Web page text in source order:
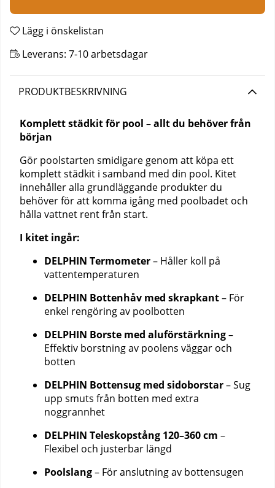
Lägg i önskelistan
Leverans: 7-10 arbetsdagar
PRODUKTBESKRIVNING
Komplett städkit för pool – allt du behöver från
början
Gör poolstarten smidigare genom att köpa ett
komplett städkit i samband med din pool. Kitet
innehåller alla grundläggande produkter du
behöver för att komma igång med poolbadet och
hålla vattnet rent från start.
I kitet ingår:
DELPHIN Termometer– Håller koll på
vattentemperaturen
DELPHIN Bottenhåv med skrapkant– För
enkel rengöring av poolbotten
DELPHIN Borste med aluförstärkning–
Effektiv borstning av poolens väggar och
botten
DELPHIN Bottensug med sidoborstar– Sug
upp smuts från botten med extra
noggrannhet
DELPHIN Teleskopstång 120–360 cm –
Flexibel och justerbar längd
Poolslang– För anslutning av bottensugen